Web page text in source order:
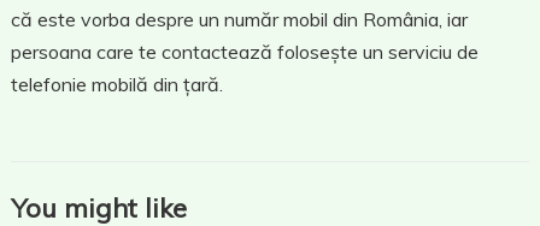
că este vorba despre un număr mobil din România, iar
persoana care te contactează folosește un serviciu de
telefonie mobilă din țară.
You might like